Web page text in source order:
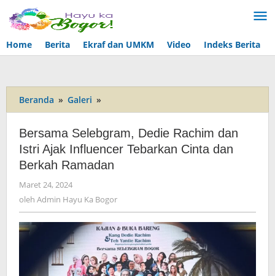
Lewati
ke
konten
Home
Berita Ekraf dan UMKM Video Indeks Berita
Beranda » Galeri »
Selebgram,
Rachim
dan
Istri
Tebarkan
Cinta
dan
Berkah
Ramadan
Bersama Selebgram, Dedie Rachim dan
Istri Ajak Influencer Tebarkan Cinta dan
Berkah Ramadan
Maret 24, 2024
Admin
Ka
Bogor
oleh Admin Hayu Ka Bogor